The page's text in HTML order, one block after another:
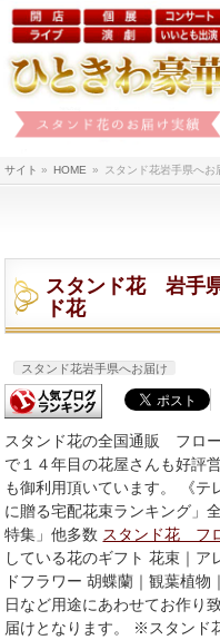
サイト » HOME » スタンド花岩手県へお
スタンド花 岩手
ド花
スタンド花岩手県へお届け
スタンド花の全国通販 フロ
で１４年目の花屋さんも好評
も御利用頂いています。 《テ
に贈る宅配花束ランキング」
特集」他多数 スタンド花 フ
している花のギフト 花束｜
ドフラワー 胡蝶蘭｜観葉植
日など用途にあわせてお作り
届けとなります。 ※スタンド